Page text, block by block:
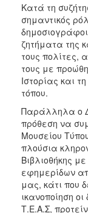
Κατά τη
σημαντικός
ζητήματα της
τους πολίτες,
τους με
Ιστορίας και
τόπου.
Παράλληλα ο
πρόθεση να
Μουσείου
πλούσια
Βιβλιοθήκης
εφημερίδων
μας, κάτι που
ικανοποίηση
Τ.Ε.Α.Σ,